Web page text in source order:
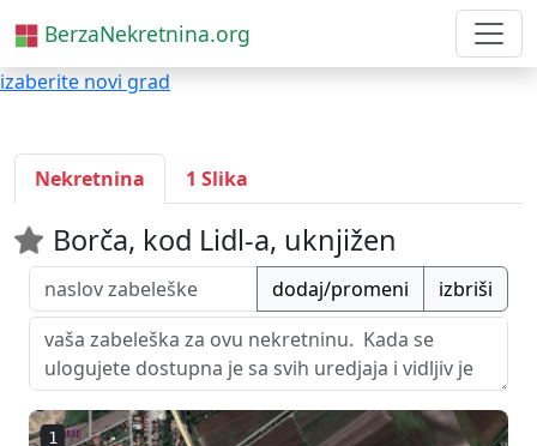
BerzaNekretnina.org
izaberite novi grad
Nekretnina 1 Slika
Borča, kod Lidl-a, uknjižen
dodaj/promeni izbriši
1